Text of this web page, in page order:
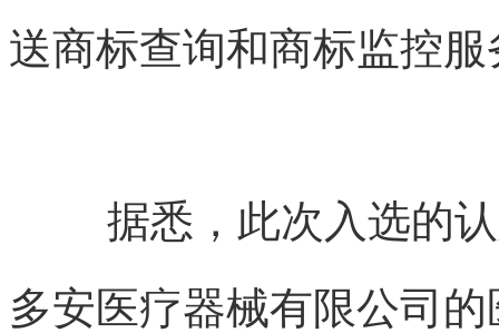
送商标查询和商标监控服
据悉，此次入选的
多安医疗器械有限公司